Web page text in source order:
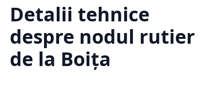
Detalii tehnice
despre nodul rutier
de la Boița